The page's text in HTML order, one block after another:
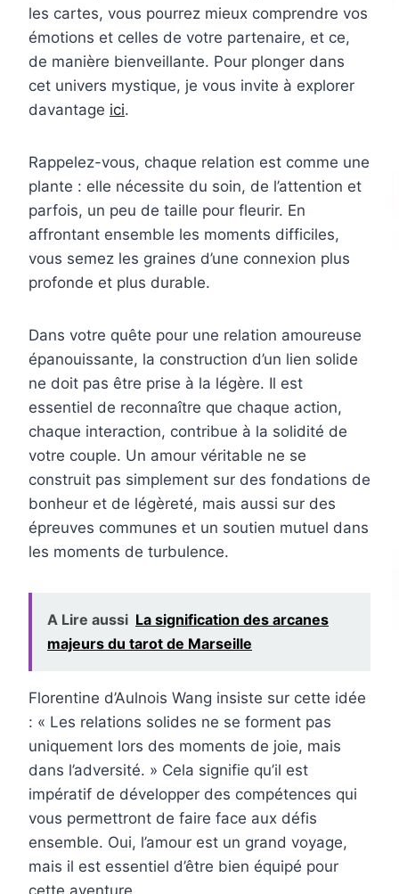
les cartes, vous pourrez mieux comprendre vos
émotions et celles de votre partenaire, et ce,
de manière bienveillante. Pour plonger dans
cet univers mystique, je vous invite à explorer
davantage ici.
Rappelez-vous, chaque relation est comme une
plante : elle nécessite du soin, de l’attention et
parfois, un peu de taille pour fleurir. En
affrontant ensemble les moments difficiles,
vous semez les graines d’une connexion plus
profonde et plus durable.
Dans votre quête pour une relation amoureuse
épanouissante, la construction d’un lien solide
ne doit pas être prise à la légère. Il est
essentiel de reconnaître que chaque action,
chaque interaction, contribue à la solidité de
votre couple. Un amour véritable ne se
construit pas simplement sur des fondations de
bonheur et de légèreté, mais aussi sur des
épreuves communes et un soutien mutuel dans
les moments de turbulence.
A Lire aussi La signification des arcanes
majeurs du tarot de Marseille
Florentine d’Aulnois Wang insiste sur cette idée
: « Les relations solides ne se forment pas
uniquement lors des moments de joie, mais
dans l’adversité. » Cela signifie qu’il est
impératif de développer des compétences qui
vous permettront de faire face aux défis
ensemble. Oui, l’amour est un grand voyage,
mais il est essentiel d’être bien équipé pour